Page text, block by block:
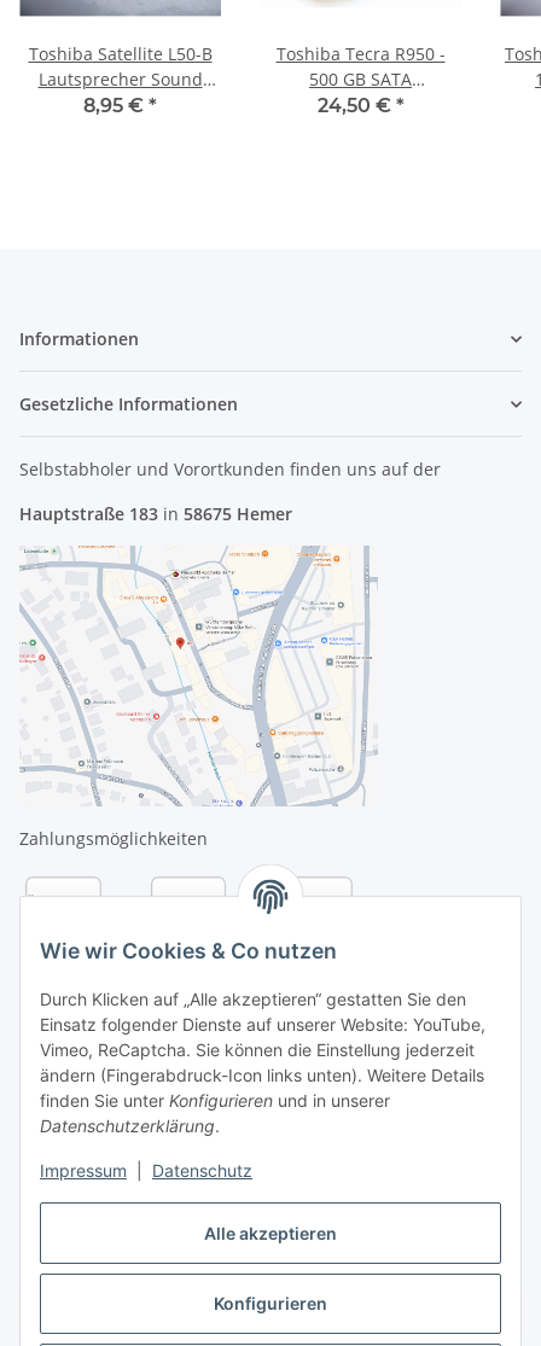
Alle akzeptieren
Konfigurieren
Wie wir Cookies & Co nutzen
Durch Klicken auf „Alle akzeptieren“ gestatten Sie den
Einsatz folgender Dienste auf unserer Website: YouTube,
Vimeo, ReCaptcha. Sie können die Einstellung jederzeit
ändern (Fingerabdruck-Icon links unten). Weitere Details
finden Sie unter Konfigurieren und in unserer
Datenschutzerklärung.
Impressum Datenschutz
Toshiba Satellite L50-B
Lautsprecher Sound
Speaker 3LBLISA0I20
8,95 € *
Toshiba Tecra R950 -
500 GB SATA
HDD/Festplatte
24,50 € *
Informationen
Gesetzliche Informationen
Selbstabholer und Vorortkunden finden uns auf der
Hauptstraße 183 in 58675 Hemer
Zahlungsmöglichkeiten
Vertrag widerrufen